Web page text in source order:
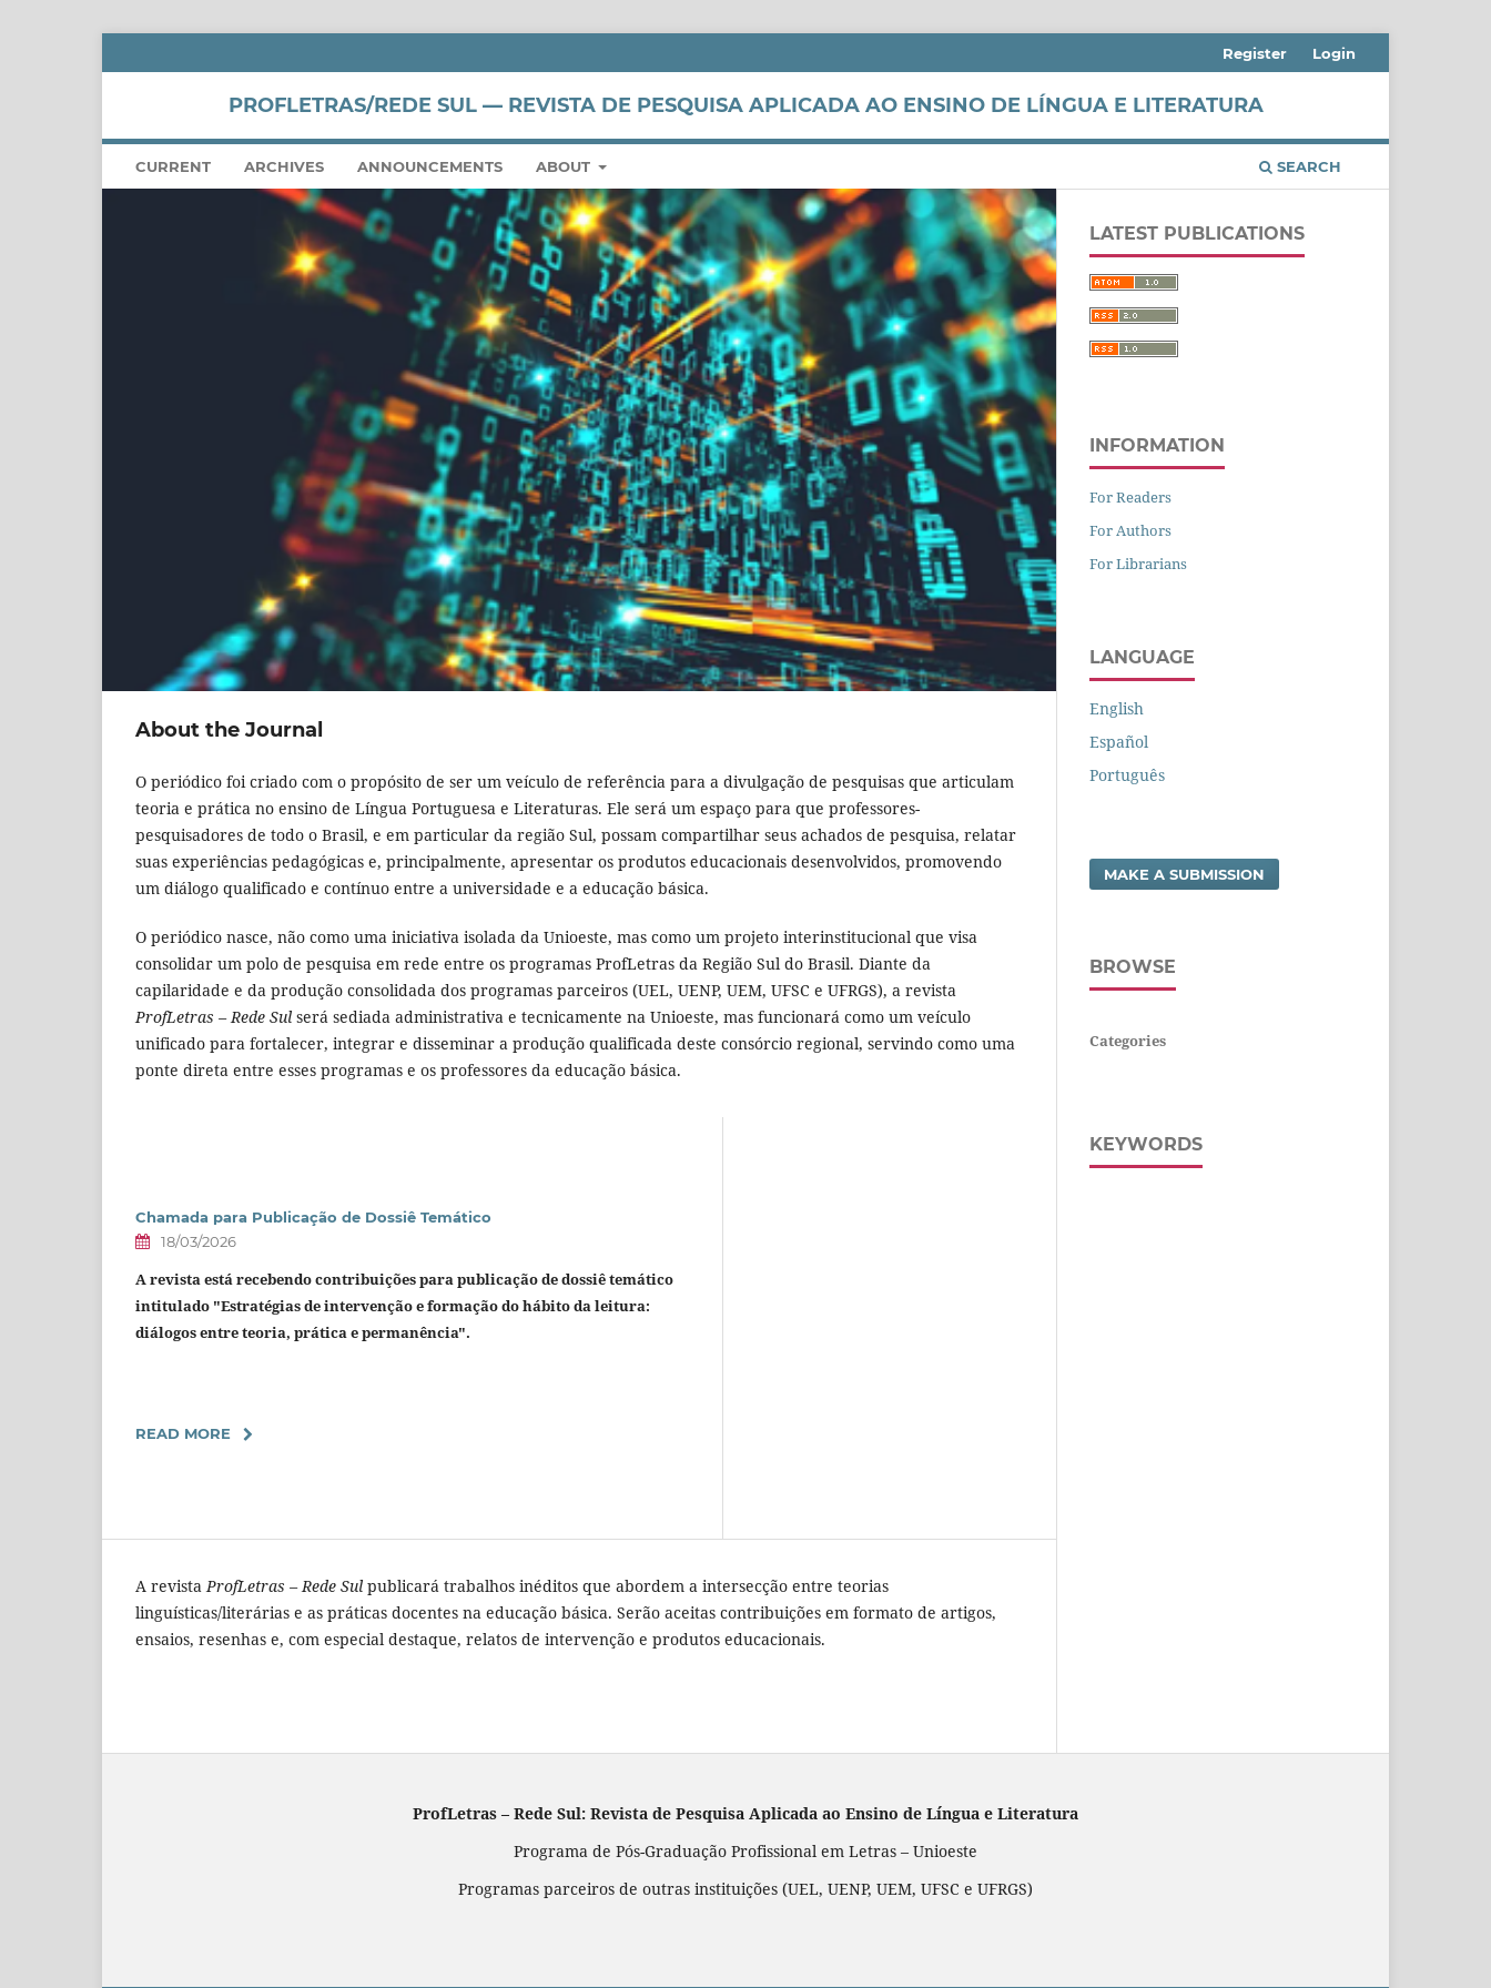
PROFLETRAS/REDE SUL — REVISTA DE PESQUISA APLICADA AO ENSINO DE LÍNGUA E LITERATURA
CURRENT ARCHIVES ANNOUNCEMENTS ABOUT SEARCH
Register Login
About the Journal
O periódico foi criado com o propósito de ser um veículo de referência para a divulgação de pesquisas que articulam
teoria e prática no ensino de Língua Portuguesa e Literaturas. Ele será um espaço para que professores-
pesquisadores de todo o Brasil, e em particular da região Sul, possam compartilhar seus achados de pesquisa, relatar
suas experiências pedagógicas e, principalmente, apresentar os produtos educacionais desenvolvidos, promovendo
um diálogo qualificado e contínuo entre a universidade e a educação básica.
O periódico nasce, não como uma iniciativa isolada da Unioeste, mas como um projeto interinstitucional que visa
consolidar um polo de pesquisa em rede entre os programas ProfLetras da Região Sul do Brasil. Diante da
capilaridade e da produção consolidada dos programas parceiros (UEL, UENP, UEM, UFSC e UFRGS), a revista
ProfLetras – Rede Sul será sediada administrativa e tecnicamente na Unioeste, mas funcionará como um veículo
unificado para fortalecer, integrar e disseminar a produção qualificada deste consórcio regional, servindo como uma
ponte direta entre esses programas e os professores da educação básica.
Chamada para Publicação de Dossiê Temático
18/03/2026
A revista está recebendo contribuições para publicação de dossiê temático
intitulado "Estratégias de intervenção e formação do hábito da leitura:
diálogos entre teoria, prática e permanência".
READ MORE
A revista ProfLetras – Rede Sul publicará trabalhos inéditos que abordem a intersecção entre teorias
linguísticas/literárias e as práticas docentes na educação básica. Serão aceitas contribuições em formato de artigos,
ensaios, resenhas e, com especial destaque, relatos de intervenção e produtos educacionais.
LATEST PUBLICATIONS
INFORMATION
For Readers
For Authors
For Librarians
LANGUAGE
English
Español
Português
MAKE A SUBMISSION
BROWSE
Categories
KEYWORDS
ProfLetras – Rede Sul: Revista de Pesquisa Aplicada ao Ensino de Língua e Literatura
Programa de Pós-Graduação Profissional em Letras – Unioeste
Programas parceiros de outras instituições (UEL, UENP, UEM, UFSC e UFRGS)